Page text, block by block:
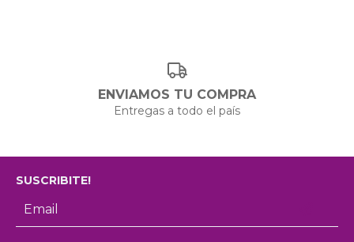
ENVIAMOS TU COMPRA
Entregas a todo el país
SUSCRIBITE!